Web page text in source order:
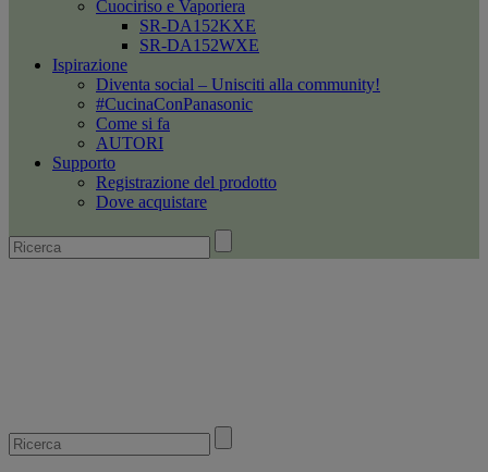
Cuociriso e Vaporiera
SR-DA152KXE
SR-DA152WXE
Ispirazione
Diventa social – Unisciti alla community!
#CucinaConPanasonic
Come si fa
AUTORI
Supporto
Registrazione del prodotto
Dove acquistare